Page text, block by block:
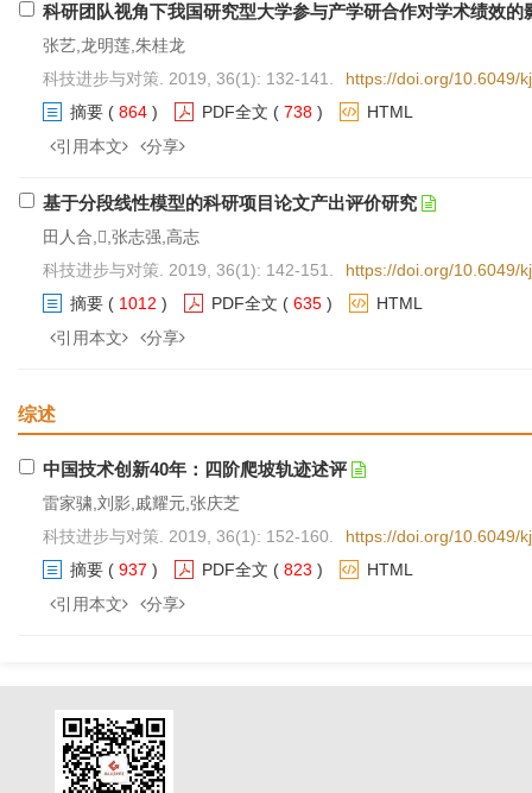
科研团队视角下我国研究型大学参与产学研合作对学术绩效的
张艺,龙明莲,朱桂龙
科技进步与对策. 2019, 36(1): 132-141.
https://doi.org/10.6049/
摘要 ( 864 ) PDF全文 ( 738 )
HTML
引用本文
分享
基于分段线性模型的科研项目论文产出评价研究
田人合,,张志强,高志
科技进步与对策. 2019, 36(1): 142-151.
https://doi.org/10.6049/
摘要 ( 1012 ) PDF全文 ( 635 )
HTML
引用本文
分享
综述
中国技术创新40年：四阶爬坡轨迹述评
雷家骕,刘影,戚耀元,张庆芝
科技进步与对策. 2019, 36(1): 152-160.
https://doi.org/10.6049/
摘要 ( 937 ) PDF全文 ( 823 )
HTML
引用本文
分享